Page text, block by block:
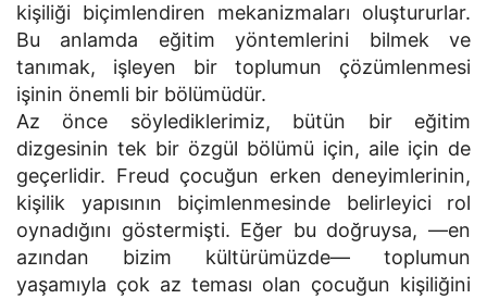
kişiliği biçimlendiren mekanizmaları oluştururlar.
Bu anlamda eğitim yöntemlerini bilmek ve
tanımak, işleyen bir toplumun çözümlenmesi
işinin önemli bir bölümüdür.
Az önce söylediklerimiz, bütün bir eğitim
dizgesinin tek bir özgül bölümü için, aile için de
geçerlidir. Freud çocuğun erken deneyimlerinin,
kişilik yapısının biçimlenmesinde belirleyici rol
oynadığını göstermişti. Eğer bu doğruysa, —en
azından bizim kültürümüzde— toplumun
yaşamıyla çok az teması olan çocuğun kişiliğini